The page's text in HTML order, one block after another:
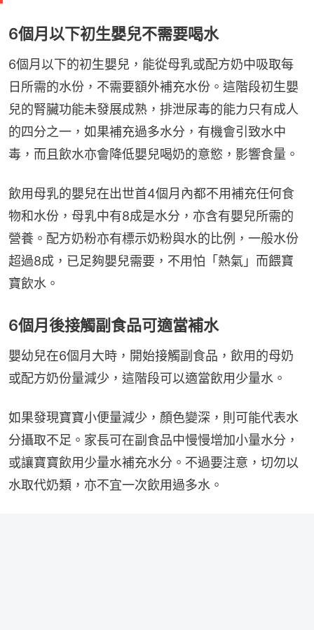
6個月以下初生嬰兒不需要喝水
6個月以下的初生嬰兒，能從母乳或配方奶中吸取每
日所需的水份，不需要額外補充水份。這階段初生嬰
兒的腎臟功能未發展成熟，排泄尿毒的能力只有成人
的四分之一，如果補充過多水分，有機會引致水中
毒，而且飲水亦會降低嬰兒喝奶的意慾，影響食量。
飲用母乳的嬰兒在出世首4個月內都不用補充任何食
物和水份，母乳中有8成是水分，亦含有嬰兒所需的
營養。配方奶粉亦有標示奶粉與水的比例，一般水份
超過8成，已足夠嬰兒需要，不用怕「熱氣」而餵寶
寶飲水。
6個月後接觸副食品可適當補水
嬰幼兒在6個月大時，開始接觸副食品，飲用的母奶
或配方奶份量減少，這階段可以適當飲用少量水。
如果發現寶寶小便量減少，顏色變深，則可能代表水
分攝取不足。家長可在副食品中慢慢增加小量水分，
或讓寶寶飲用少量水補充水分。不過要注意，切勿以
水取代奶類，亦不宜一次飲用過多水。